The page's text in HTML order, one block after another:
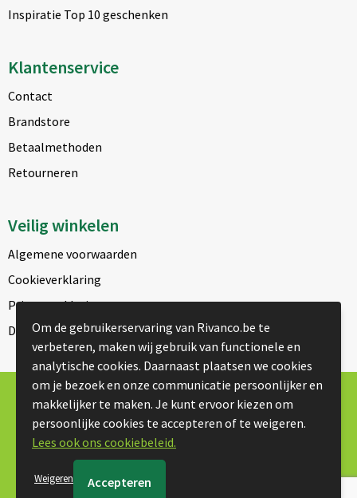
Inspiratie Top 10 geschenken
Klantenservice
Contact
Brandstore
Betaalmethoden
Retourneren
Veilig winkelen
Algemene voorwaarden
Cookieverklaring
Privacyverklaring
Disclaimer
© Copyright Rivanco 2026
Om de gebruikerservaring van Rivanco.be te
verbeteren, maken wij gebruik van functionele en
analytische cookies. Daarnaast plaatsen we cookies
om je bezoek en onze communicatie persoonlijker en
makkelijker te maken. Je kunt ervoor kiezen om
persoonlijke cookies te accepteren of te weigeren.
Lees ook ons cookiebeleid.
Weigeren